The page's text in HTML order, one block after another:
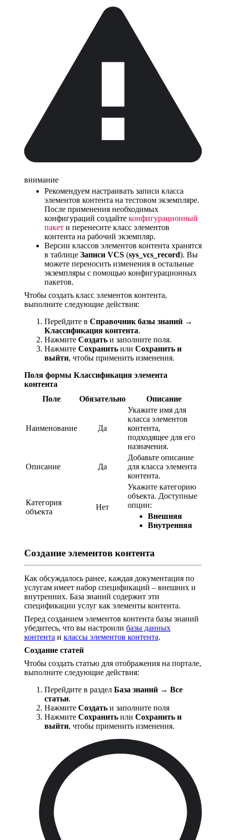
внимание
Рекомендуем настраивать записи класса
элементов контента на тестовом экземпляре.
После применения необходимых
конфигураций создайте конфигурационный
пакет и перенесите класс элементов
контента на рабочий экземпляр.
Версии классов элементов контента хранятся
в таблице Записи VCS (sys_vcs_record). Вы
можете переносить изменения в остальные
экземпляры с помощью конфигурационных
пакетов.
Чтобы создать класс элементов контента,
выполните следующие действия:
Перейдите в Справочник базы знаний →
Классификация контента.
Нажмите Создать и заполните поля.
Нажмите Сохранить или Сохранить и
выйти, чтобы применить изменения.
Поля формы Классификация элемента
контента
Поле
Обязательно Описание
Наименование Да
Укажите имя для
класса элементов
контента,
подходящее для его
назначения.
Описание Да
Добавьте описание
для класса элемента
контента.
Категория
объекта
Нет
Укажите категорию
объекта. Доступные
опции:
Внешняя
Внутренняя
Создание элементов контента
Как обсуждалось ранее, каждая документация по
услугам имеет набор спецификаций – внешних и
внутренних. База знаний содержит эти
спецификации услуг как элементы контента.
Перед созданием элементов контента базы знаний
убедитесь, что вы настроили базы данных
контента и классы элементов контента.
Создание статей
Чтобы создать статью для отображения на портале,
выполните следующие действия:
Перейдите в раздел База знаний → Все
статьи.
Нажмите Создать и заполните поля
Нажмите Сохранить или Сохранить и
выйти, чтобы применить изменения.